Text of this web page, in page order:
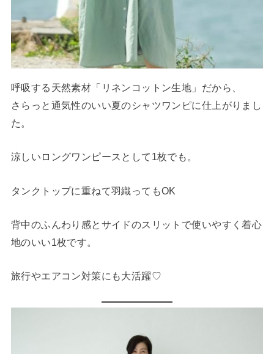
呼吸する天然素材「リネンコットン生地」だから、
さらっと通気性のいい夏のシャツワンピに仕上がりまし
た。
涼しいロングワンピースとして1枚でも。
タンクトップに重ねて羽織ってもOK
背中のふんわり感とサイドのスリットで使いやすく着心
地のいい1枚です。
旅行やエアコン対策にも大活躍♡